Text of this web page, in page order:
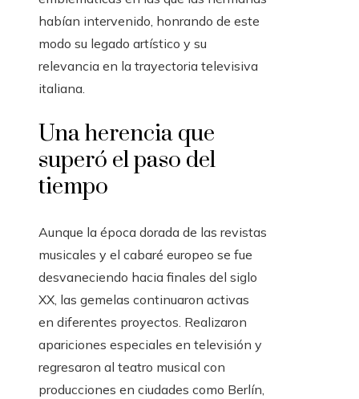
habían intervenido, honrando de este
modo su legado artístico y su
relevancia en la trayectoria televisiva
italiana.
Una herencia que
superó el paso del
tiempo
Aunque la época dorada de las revistas
musicales y el cabaré europeo se fue
desvaneciendo hacia finales del siglo
XX, las gemelas continuaron activas
en diferentes proyectos. Realizaron
apariciones especiales en televisión y
regresaron al teatro musical con
producciones en ciudades como Berlín,